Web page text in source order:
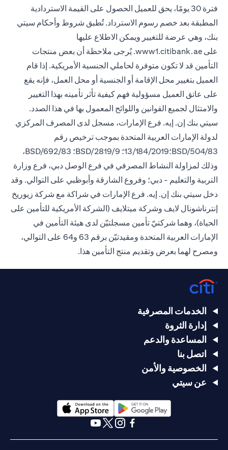
فترة 30 يومًا، يحق للعميل الحصول على القيمة الاستردادية
المطبقة بعد خصم رسوم الاسترداد. تُطبق شروط وأحكام سيتي
بنك، وهي عرضة للتغيير ويمكن الاطلاع عليها
على www1.citibank.ae
opens in a new tab
. يُرجى ملاحظة أن بعض منتجات
التأمين قد لا تكون متوفرة لحاملي الجنسية الأمريكية. إذا قام
العميل بتغيير محل الإقامة أو الجنسية أو محل العمل، فإنه يقع
على عاتق العميل مسؤولية فهم كيفية تأثر تأمينه بهذا التغيير
والامتثال لجميع القوانين واللوائح المعمول بها في هذا الصدد.
سيتي بنك إن. إيه. فرع الإمارات، مسجل لدى المصرف المركزي
لدولة الإمارات العربية المتحدة بموجب ترخيص رقم
BSD/504/83؛13/184/2019؛ BSD/2819/9؛ BSD/692/83،
وذلك لمزاولة النشاط المصرفي في فرع الوصل دبي، فرع وزارة
التربية والتعليم - دبي؛ وفروع الشارقة وأبوظبي على التوالي. وقد
دخل سيتي بنك إن. إيه. فرع الإمارات في شراكة مع شركة زيوريخ
إنترناشونال لايف وشركة ميتلايف (الشركة الأمريكية للتأمين على
الحياة)، وهما شركتيّ تأمين مسجلتيّن لدى هيئة التأمين في
الإمارات العربية المتحدة ومقيدتيّن برقم 63 و64 على التوالي،
ومصرح لهما بعرض وتقديم منتج التأمين هذا.
الخدمات المصرفية
إدارة الثروة
المساعدة والدعم
اتصل بنا
الخصوصية والأمن
عن سيتي
opens in a new tab
opens in a new tab